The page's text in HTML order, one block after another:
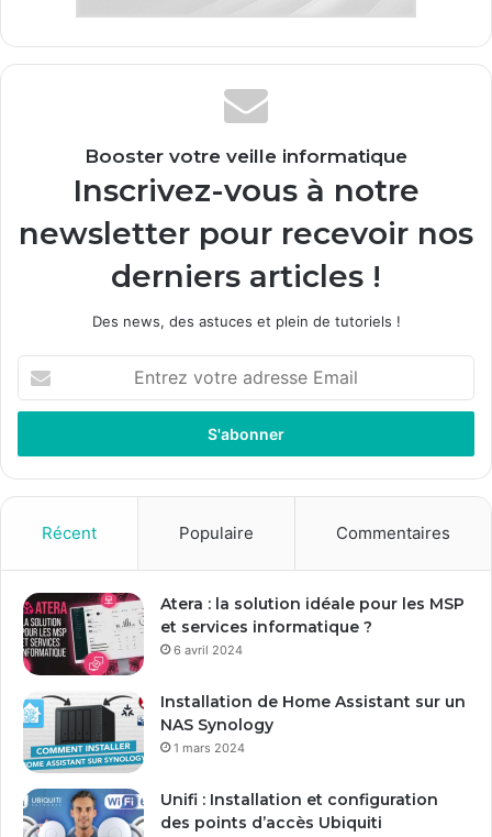
Booster votre veille informatique
Inscrivez-vous à notre
newsletter pour recevoir nos
derniers articles !
Des news, des astuces et plein de tutoriels !
t
e
z
r
e
a
d
s
e
m
a
Récent Populaire Commentaires
Atera : la solution idéale pour les MSP
et services informatique ?
6 avril 2024
Installation de Home Assistant sur un
NAS Synology
1 mars 2024
Unifi : Installation et configuration
des points d’accès Ubiquiti